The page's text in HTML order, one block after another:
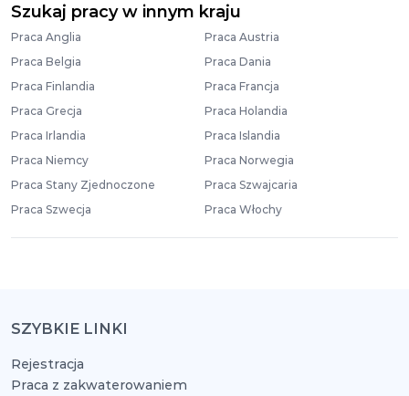
Szukaj pracy w innym kraju
Praca Anglia
Praca Austria
Praca Belgia
Praca Dania
Praca Finlandia
Praca Francja
Praca Grecja
Praca Holandia
Praca Irlandia
Praca Islandia
Praca Niemcy
Praca Norwegia
Praca Stany Zjednoczone
Praca Szwajcaria
Praca Szwecja
Praca Włochy
SZYBKIE LINKI
Rejestracja
Praca z zakwaterowaniem